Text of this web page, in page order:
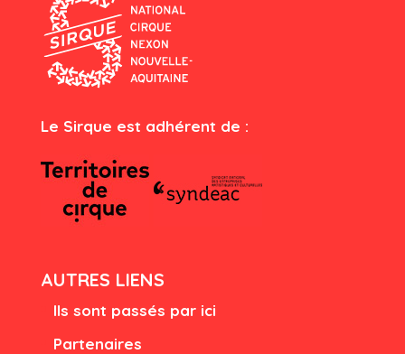
Le Sirque est adhérent de :
AUTRES LIENS
Ils sont passés par ici
Partenaires